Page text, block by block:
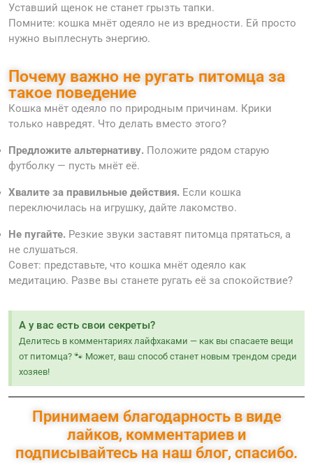
Уставший щенок не станет грызть тапки.
Помните: кошка мнёт одеяло не из вредности. Ей просто
нужно выплеснуть энергию.
Почему важно не ругать питомца за
такое поведение
Кошка мнёт одеяло по природным причинам. Крики
только навредят. Что делать вместо этого?
Предложите альтернативу. Положите рядом старую
футболку — пусть мнёт её.
Хвалите за правильные действия. Если кошка
переключилась на игрушку, дайте лакомство.
Не пугайте. Резкие звуки заставят питомца прятаться, а
не слушаться.
Совет: представьте, что кошка мнёт одеяло как
медитацию. Разве вы станете ругать её за спокойствие?
А у вас есть свои секреты?
Делитесь в комментариях лайфхаками — как вы спасаете вещи
от питомца? 🐾 Может, ваш способ станет новым трендом среди
хозяев!
Принимаем благодарность в виде
лайков, комментариев и
подписывайтесь на наш блог, спасибо.